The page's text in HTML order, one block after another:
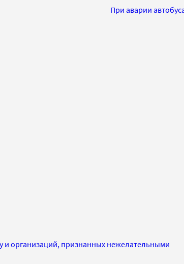
При аварии
и организаций, признанных нежелательными